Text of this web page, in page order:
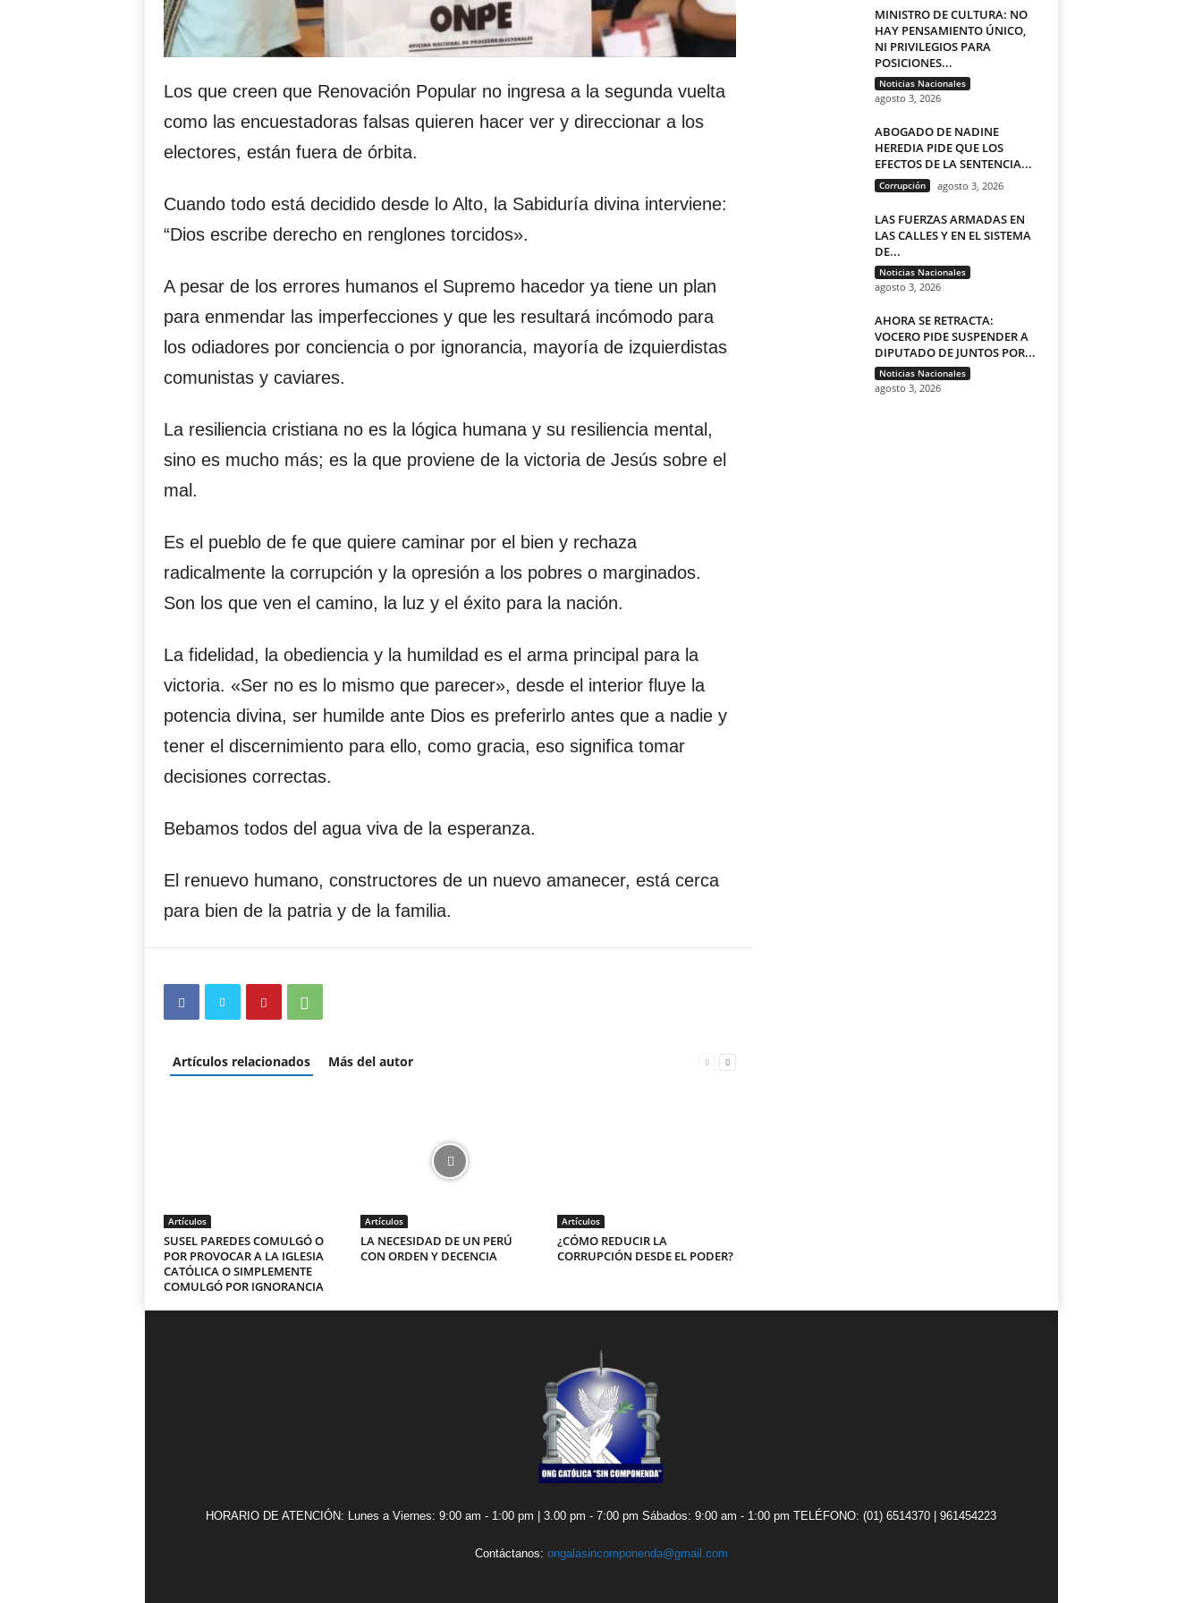
Los que creen que Renovación Popular no ingresa a la segunda vuelta
como las encuestadoras falsas quieren hacer ver y direccionar a los
electores, están fuera de órbita.
Cuando todo está decidido desde lo Alto, la Sabiduría divina interviene:
“Dios escribe derecho en renglones torcidos».
A pesar de los errores humanos el Supremo hacedor ya tiene un plan
para enmendar las imperfecciones y que les resultará incómodo para
los odiadores por conciencia o por ignorancia, mayoría de izquierdistas
comunistas y caviares.
La resiliencia cristiana no es la lógica humana y su resiliencia mental,
sino es mucho más; es la que proviene de la victoria de Jesús sobre el
mal.
Es el pueblo de fe que quiere caminar por el bien y rechaza
radicalmente la corrupción y la opresión a los pobres o marginados.
Son los que ven el camino, la luz y el éxito para la nación.
La fidelidad, la obediencia y la humildad es el arma principal para la
victoria. «Ser no es lo mismo que parecer», desde el interior fluye la
potencia divina, ser humilde ante Dios es preferirlo antes que a nadie y
tener el discernimiento para ello, como gracia, eso significa tomar
decisiones correctas.
Bebamos todos del agua viva de la esperanza.
El renuevo humano, constructores de un nuevo amanecer, está cerca
para bien de la patria y de la familia.
Artículos relacionados Más del autor
Artículos
SUSEL PAREDES COMULGÓ O
POR PROVOCAR A LA IGLESIA
CATÓLICA O SIMPLEMENTE
COMULGÓ POR IGNORANCIA
Artículos
LA NECESIDAD DE UN PERÚ
CON ORDEN Y DECENCIA
Artículos
¿CÓMO REDUCIR LA
CORRUPCIÓN DESDE EL PODER?
MINISTRO DE CULTURA: NO
HAY PENSAMIENTO ÚNICO,
NI PRIVILEGIOS PARA
POSICIONES...
Noticias Nacionales
agosto 3, 2026
ABOGADO DE NADINE
HEREDIA PIDE QUE LOS
EFECTOS DE LA SENTENCIA...
Corrupción agosto 3, 2026
LAS FUERZAS ARMADAS EN
LAS CALLES Y EN EL SISTEMA
DE...
Noticias Nacionales
agosto 3, 2026
AHORA SE RETRACTA:
VOCERO PIDE SUSPENDER A
DIPUTADO DE JUNTOS POR...
Noticias Nacionales
agosto 3, 2026
HORARIO DE ATENCIÓN: Lunes a Viernes: 9:00 am - 1:00 pm | 3.00 pm - 7:00 pm Sábados: 9:00 am - 1:00 pm TELÉFONO: (01) 6514370 | 961454223
Contáctanos: ongalasincomponenda@gmail.com